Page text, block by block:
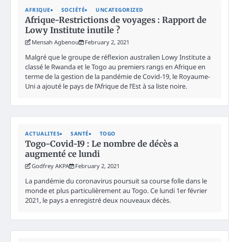
AFRIQUE SOCIÉTÉ UNCATEGORIZED
Afrique-Restrictions de voyages : Rapport de
Lowy Institute inutile ?
Mensah Agbenou February 2, 2021
Malgré que le groupe de réflexion australien Lowy Institute a
classé le Rwanda et le Togo au premiers rangs en Afrique en
terme de la gestion de la pandémie de Covid-19, le Royaume-
Uni a ajouté le pays de l’Afrique de l’Est à sa liste noire.
ACTUALITES SANTÉ TOGO
Togo-Covid-19 : Le nombre de décès a
augmenté ce lundi
Godfrey AKPA February 2, 2021
La pandémie du coronavirus poursuit sa course folle dans le
monde et plus particulièrement au Togo. Ce lundi 1er février
2021, le pays a enregistré deux nouveaux décès.